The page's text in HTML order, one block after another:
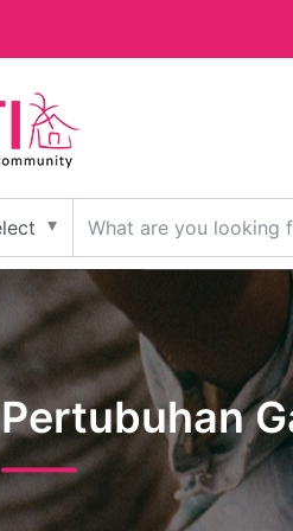
Pertubuhan